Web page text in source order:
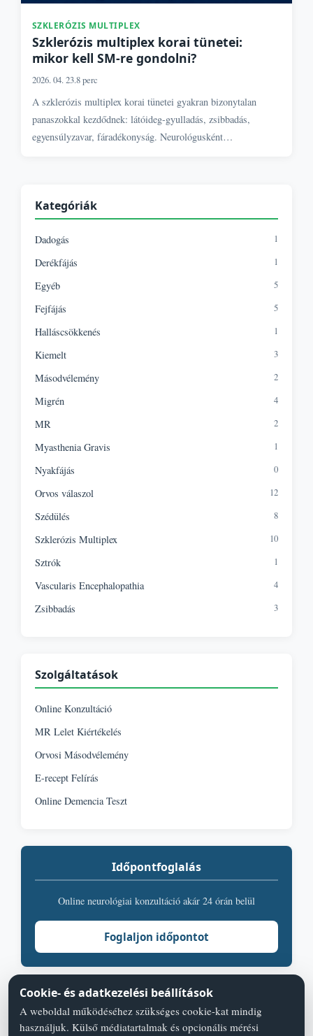
SZKLERÓZIS MULTIPLEX
Szklerózis multiplex korai tünetei:
mikor kell SM-re gondolni?
2026. 04. 23.8 perc
A szklerózis multiplex korai tünetei gyakran bizonytalan
panaszokkal kezdődnek: látóideg-gyulladás, zsibbadás,
egyensúlyzavar, fáradékonyság. Neurológusként
Kategóriák
Dadogás 1
Derékfájás 1
Egyéb 5
Fejfájás 5
Halláscsökkenés 1
Kiemelt 3
Másodvélemény 2
Migrén 4
MR 2
Myasthenia Gravis 1
Nyakfájás 0
Orvos válaszol 12
Szédülés 8
Szklerózis Multiplex 10
Sztrók 1
Vascularis Encephalopathia 4
Zsibbadás 3
Szolgáltatások
Online Konzultáció
MR Lelet Kiértékelés
Orvosi Másodvélemény
E-recept Felírás
Online Demencia Teszt
Időpontfoglalás
Online neurológiai konzultáció akár 24 órán belül
Foglaljon időpontot
Cookie- és adatkezelési beállítások
A weboldal működéséhez szükséges cookie-kat mindig
használjuk. Külső médiatartalmak és opcionális mérési